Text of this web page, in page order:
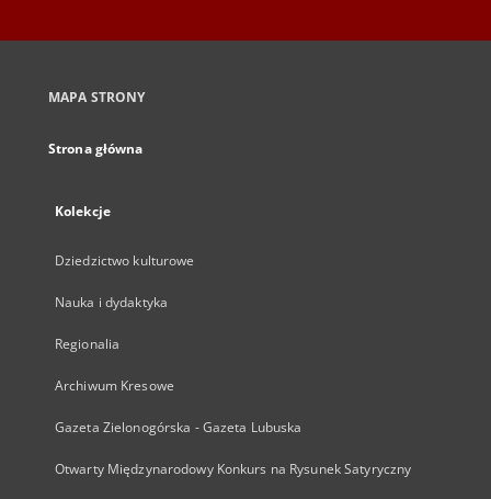
MAPA STRONY
Strona główna
Kolekcje
Dziedzictwo kulturowe
Nauka i dydaktyka
Regionalia
Archiwum Kresowe
Gazeta Zielonogórska - Gazeta Lubuska
Otwarty Międzynarodowy Konkurs na Rysunek Satyryczny